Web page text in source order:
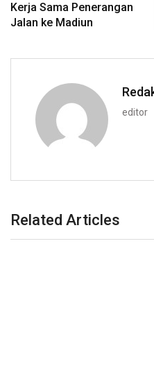
Kerja Sama Penerangan
Jalan ke Madiun
editor
Related Articles